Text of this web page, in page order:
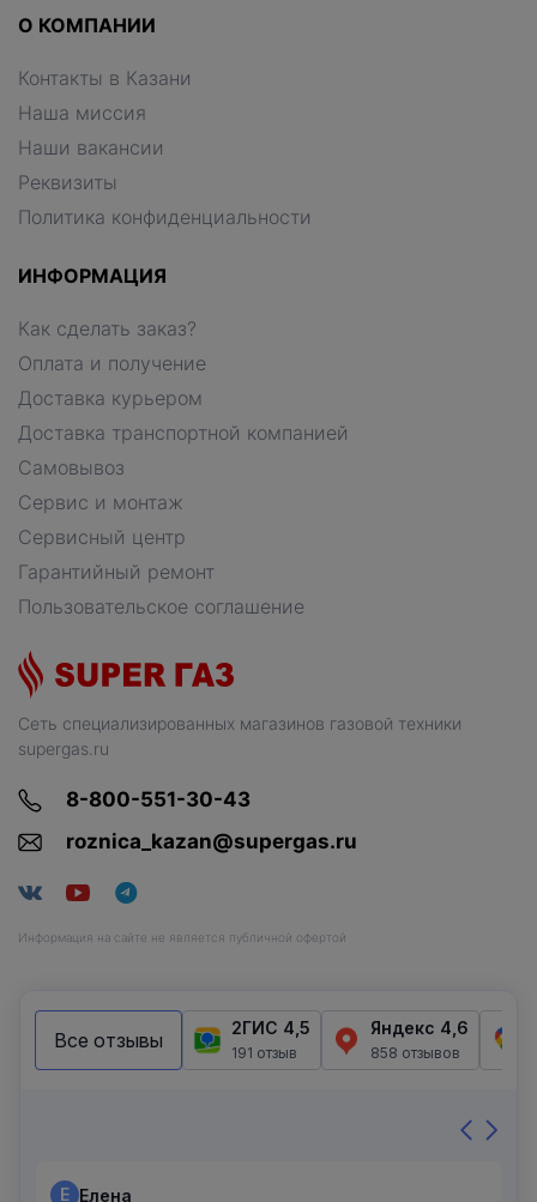
Сеть специализированных магазинов газовой техники
supergas.ru
8-800-551-30-43
roznica_kazan@supergas.ru
Информация на сайте не является публичной офертой
О КОМПАНИИ
Контакты в Казани
Наша миссия
Наши вакансии
Реквизиты
Политика конфиденциальности
ИНФОРМАЦИЯ
Как сделать заказ?
Оплата и получение
Доставка курьером
Доставка транспортной компанией
Самовывоз
Сервис и монтаж
Сервисный центр
Гарантийный ремонт
Пользовательское соглашение